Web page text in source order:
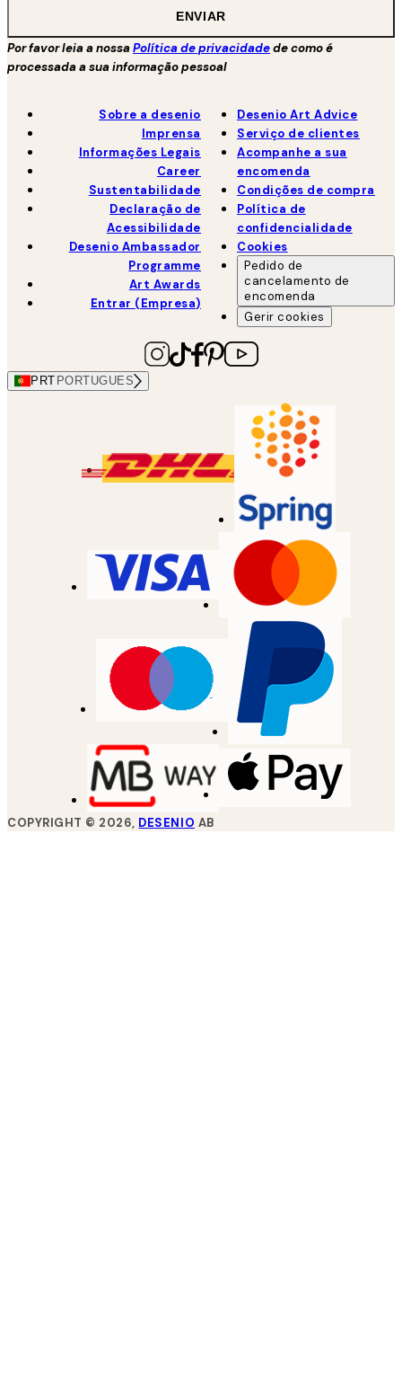
ENVIAR
Por favor leia a nossaPolítica de privacidadede como é
processada a sua informação pessoal
Sobre a desenio
Imprensa
Informações Legais
Career
Sustentabilidade
Declaração de
Acessibilidade
Desenio Ambassador
Programme
Art Awards
Entrar (Empresa)
Desenio Art Advice
Serviço de clientes
Acompanhe a sua
encomenda
Condições de compra
Política de
confidencialidade
Cookies
Pedido de
cancelamento de
encomenda
Gerir cookies
PRT PORTUGUES
COPYRIGHT © 2026, DESENIO AB